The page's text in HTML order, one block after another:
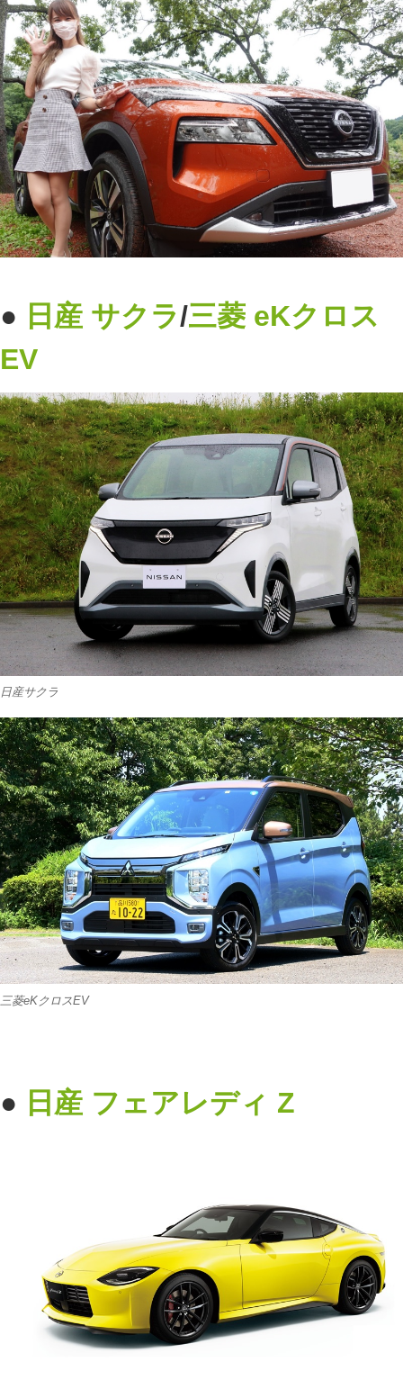
● 日産 サクラ/三菱 eKクロス
EV
日産サクラ
三菱eKクロスEV
● 日産 フェアレディ Z